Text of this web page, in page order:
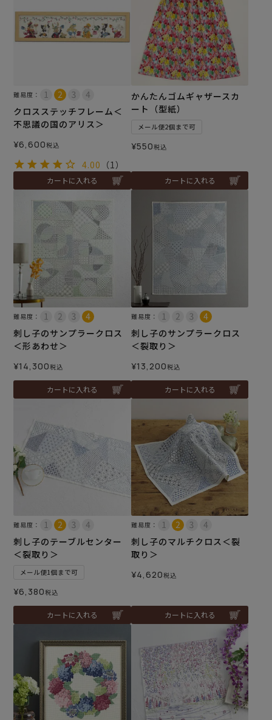
難易度：
クロスステッチフレーム＜
不思議の国のアリス＞
¥6,600税込
4.00 （1）
カートに入れる
かんたんゴムギャザースカ
ート（型紙）
メール便2個まで可
¥550税込
カートに入れる
難易度：
刺し子のサンプラークロス
＜形あわせ＞
¥14,300税込
カートに入れる
難易度：
刺し子のサンプラークロス
＜裂取り＞
¥13,200税込
カートに入れる
難易度：
刺し子のテーブルセンター
＜裂取り＞
メール便1個まで可
¥6,380税込
カートに入れる
難易度：
刺し子のマルチクロス＜裂
取り＞
¥4,620税込
カートに入れる